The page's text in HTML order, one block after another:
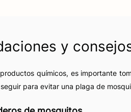
y
químicos, es importante
para evitar una plaga de